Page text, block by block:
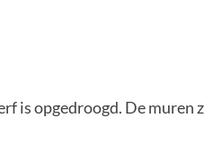
is opgedroogd. De muren